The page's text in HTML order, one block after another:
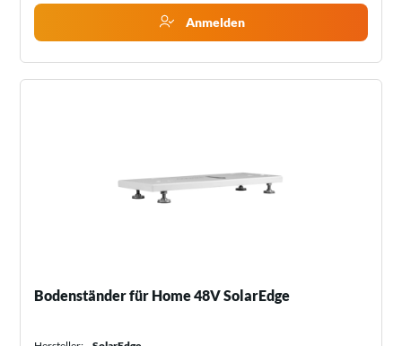
Anmelden
Bodenständer für Home 48V SolarEdge